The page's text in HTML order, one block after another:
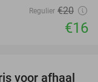
Regulier €20
€16
voor afhaal